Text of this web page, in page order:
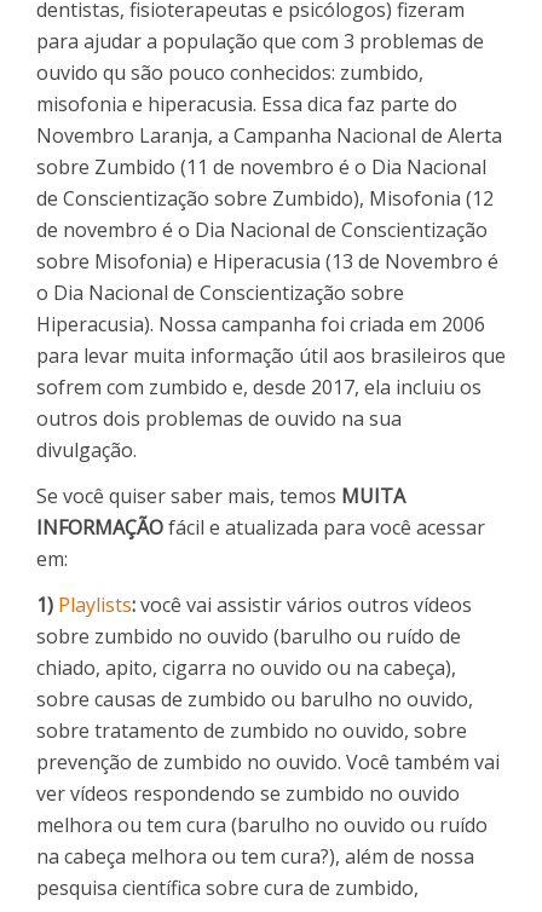
dentistas, fisioterapeutas e psicólogos) fizeram
para ajudar a população que com 3 problemas de
ouvido qu são pouco conhecidos: zumbido,
misofonia e hiperacusia. Essa dica faz parte do
Novembro Laranja, a Campanha Nacional de Alerta
sobre Zumbido (11 de novembro é o Dia Nacional
de Conscientização sobre Zumbido), Misofonia (12
de novembro é o Dia Nacional de Conscientização
sobre Misofonia) e Hiperacusia (13 de Novembro é
o Dia Nacional de Conscientização sobre
Hiperacusia). Nossa campanha foi criada em 2006
para levar muita informação útil aos brasileiros que
sofrem com zumbido e, desde 2017, ela incluiu os
outros dois problemas de ouvido na sua
divulgação.
Se você quiser saber mais, temos MUITA
INFORMAÇÃOfácil e atualizada para você acessar
em:
1) Playlists:você vai assistir vários outros vídeos
sobre zumbido no ouvido (barulho ou ruído de
chiado, apito, cigarra no ouvido ou na cabeça),
sobre causas de zumbido ou barulho no ouvido,
sobre tratamento de zumbido no ouvido, sobre
prevenção de zumbido no ouvido. Você também vai
ver vídeos respondendo se zumbido no ouvido
melhora ou tem cura (barulho no ouvido ou ruído
na cabeça melhora ou tem cura?), além de nossa
pesquisa científica sobre cura de zumbido,